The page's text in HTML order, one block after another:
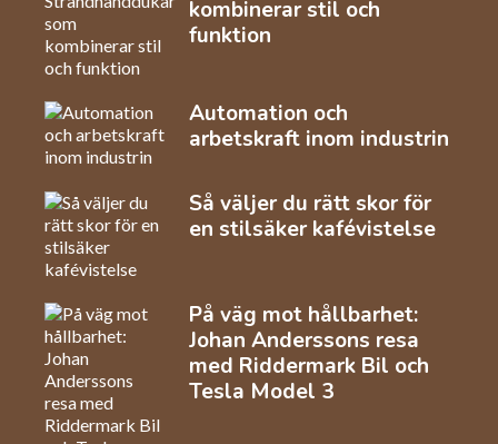
kombinerar stil och
funktion
Automation och
arbetskraft inom industrin
Så väljer du rätt skor för
en stilsäker kafévistelse
På väg mot hållbarhet:
Johan Anderssons resa
med Riddermark Bil och
Tesla Model 3